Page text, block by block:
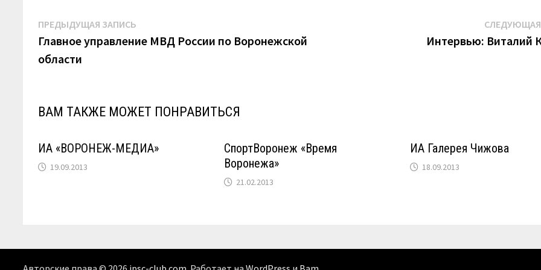
Навигация
по
ПРЕДЫДУЩАЯ ЗАПИСЬ
запись:
Главное управление МВД России по Воронежской
области
СЛЕДУЮЩАЯ
Интервью: Виталий
ВАМ ТАКЖЕ МОЖЕТ ПОНРАВИТЬСЯ
ИА «ВОРОНЕЖ-МЕДИА»
19.09.2013
СпортВоронеж «Время
Воронежа»
21.02.2013
ИА Галерея Чижова
18.09.2013